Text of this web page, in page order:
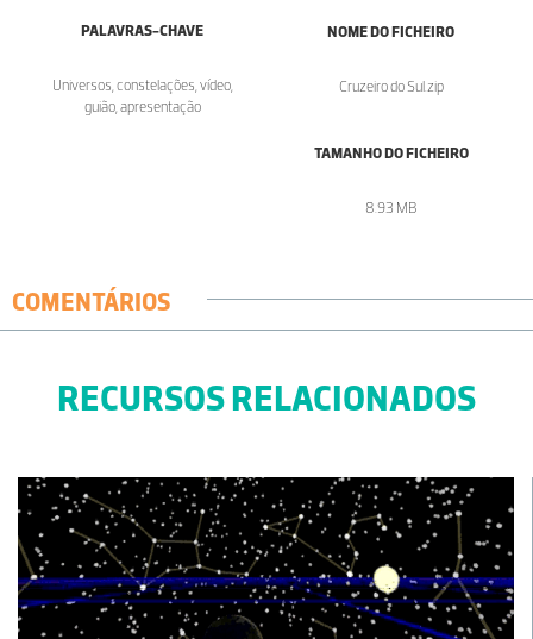
PALAVRAS-CHAVE
Universos, constelações, vídeo,
guião, apresentação
NOME DO FICHEIRO
Cruzeiro do Sul.zip
TAMANHO DO FICHEIRO
8.93 MB
COMENTÁRIOS
RECURSOS RELACIONADOS